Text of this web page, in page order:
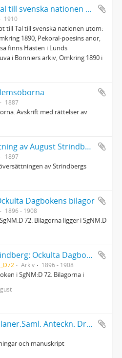
August Strindberg: Tal till svenska nationen om olust i landet, levernet, litteraturen och lärdomen
1910
till Tal till svenska nationen utom:
1890, Pekoral-poesins anor,
finns Hästen i Lunds
i Bonniers arkiv, Omkring 1890 i
1887
Avskrift med rättelser av
Marcel Réja: översättning av August Strindbergs Legender
1897
av Strindbergs
Dagbokens bilagor
1896 - 1908
72. Bilagorna ligger i SgNM:D
August Strindberg: Ockulta Dagboken
Arkiv 1896 - 1908
i SgNM:D 72. Bilagorna i
August Strindberg: Planer.Saml. Anteckn. Dram. Romaner
och manuskript